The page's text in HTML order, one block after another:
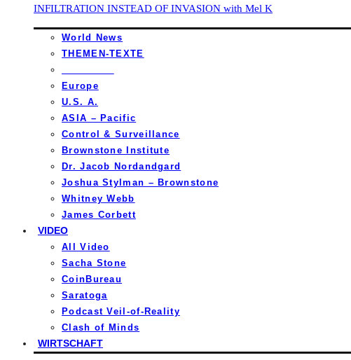
INFILTRATION INSTEAD OF INVASION with Mel K
World News
THEMEN-TEXTE
Europe
U.S. A.
ASIA – Pacific
Control & Surveillance
Brownstone Institute
Dr. Jacob Nordandgard
Joshua Stylman – Brownstone
Whitney Webb
James Corbett
VIDEO
All Video
Sacha Stone
CoinBureau
Saratoga
Podcast Veil-of-Reality
Clash of Minds
WIRTSCHAFT